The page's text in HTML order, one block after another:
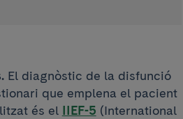
El diagnòstic de la disfunció
que emplena el pacient
és el IIEF-5 (International